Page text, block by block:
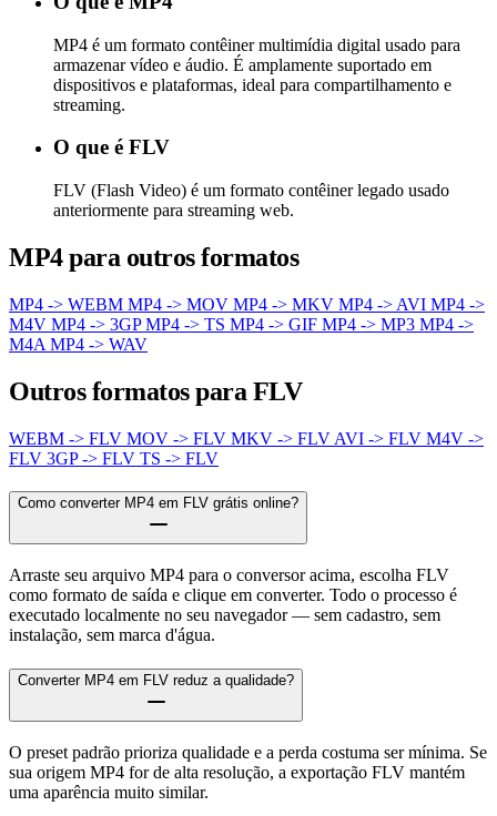
MP4 é um formato contêiner multimídia digital usado para
armazenar vídeo e áudio. É amplamente suportado em
dispositivos e plataformas, ideal para compartilhamento e
streaming.
O que é FLV
FLV (Flash Video) é um formato contêiner legado usado
anteriormente para streaming web.
MP4 para outros formatos
MP4 -> WEBM MP4 -> MOV MP4 -> MKV MP4 -> AVI MP4 ->
M4V MP4 -> 3GPMP4 -> TS MP4 -> GIF MP4 -> MP3 MP4 ->
M4A MP4 -> WAV
Outros formatos para FLV
WEBM -> FLV MOV -> FLV MKV -> FLV AVI -> FLV M4V ->
FLV 3GP -> FLV TS -> FLV
Como converter MP4 em FLV grátis online?
Arraste seu arquivo MP4 para o conversor acima, escolha FLV
como formato de saída e clique em converter. Todo o processo é
executado localmente no seu navegador — sem cadastro, sem
instalação, sem marca d'água.
Converter MP4 em FLV reduz a qualidade?
O preset padrão prioriza qualidade e a perda costuma ser mínima. Se
sua origem MP4 for de alta resolução, a exportação FLV mantém
uma aparência muito similar.